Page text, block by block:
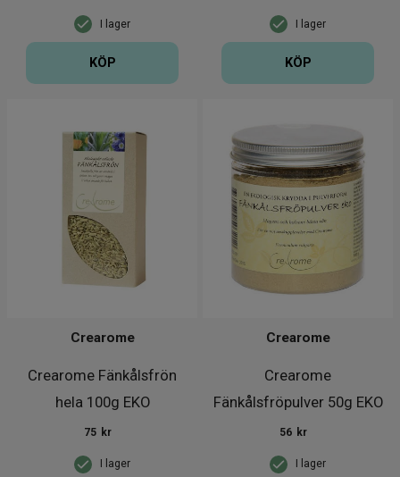
I lager
KÖP
I lager
KÖP
Crearome Fänkålsfrön
hela 100g EKO
Crearome
I lager
75 kr
Crearome
Fänkålsfröpulver 50g EKO
Crearome
I lager
56 kr